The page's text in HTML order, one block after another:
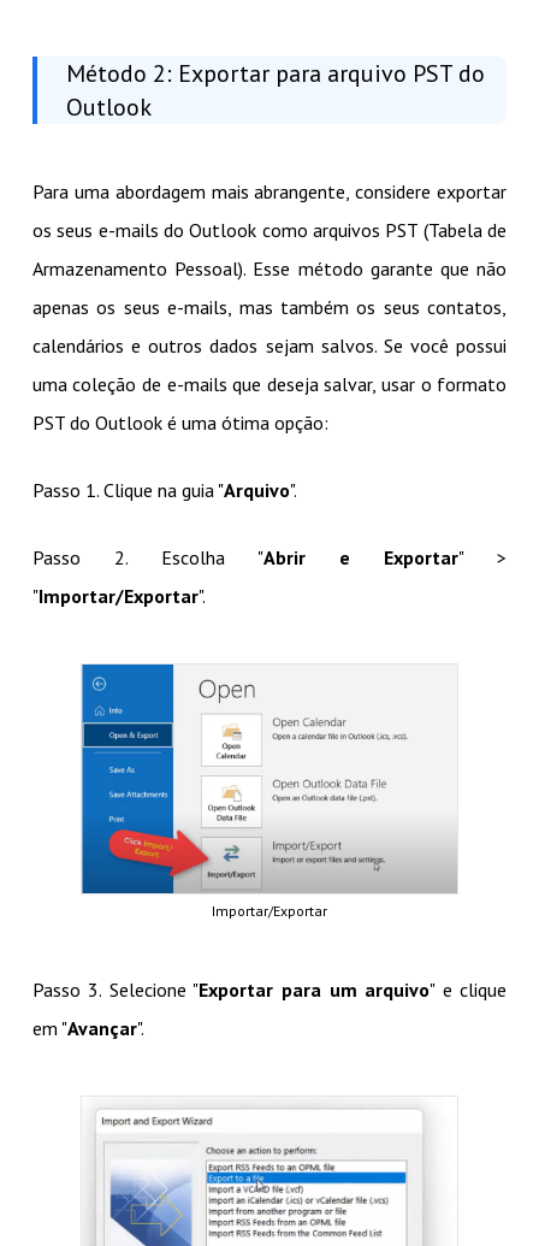
Método 2: Exportar para arquivo PST do
Outlook
Para uma abordagem mais abrangente, considere exportar
os seus e-mails do Outlook como arquivos PST (Tabela de
Armazenamento Pessoal). Esse método garante que não
apenas os seus e-mails, mas também os seus contatos,
calendários e outros dados sejam salvos. Se você possui
uma coleção de e-mails que deseja salvar, usar o formato
PST do Outlook é uma ótima opção:
Passo 1. Clique na guia "Arquivo".
Passo 2. Escolha "Abrir e Exportar" >
"Importar/Exportar".
Importar/Exportar
Passo 3. Selecione "Exportar para um arquivo" e clique
em "Avançar".